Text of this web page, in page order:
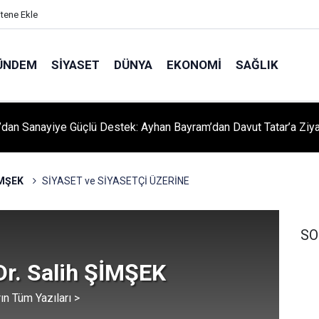
Ekle
SIYASET DÜNYA EKONOMI SAĞLIK
Sanayiye Güçlü Destek: Ayhan Bayram’dan Davut Tatar’a
SİYASET ve SİYASETÇİ ÜZERİNE
Salih ŞİMŞEK
Tüm Yazıları >